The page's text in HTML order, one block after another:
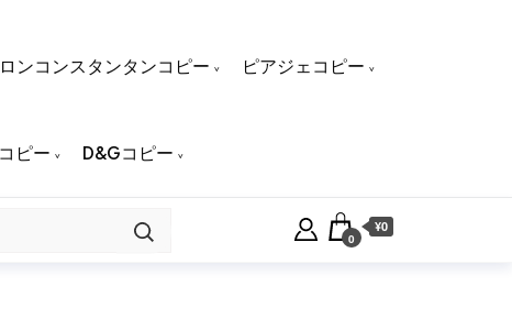
ンコンスタンタンコピー ピアジェコピー
ピー D&Gコピー
0
¥0